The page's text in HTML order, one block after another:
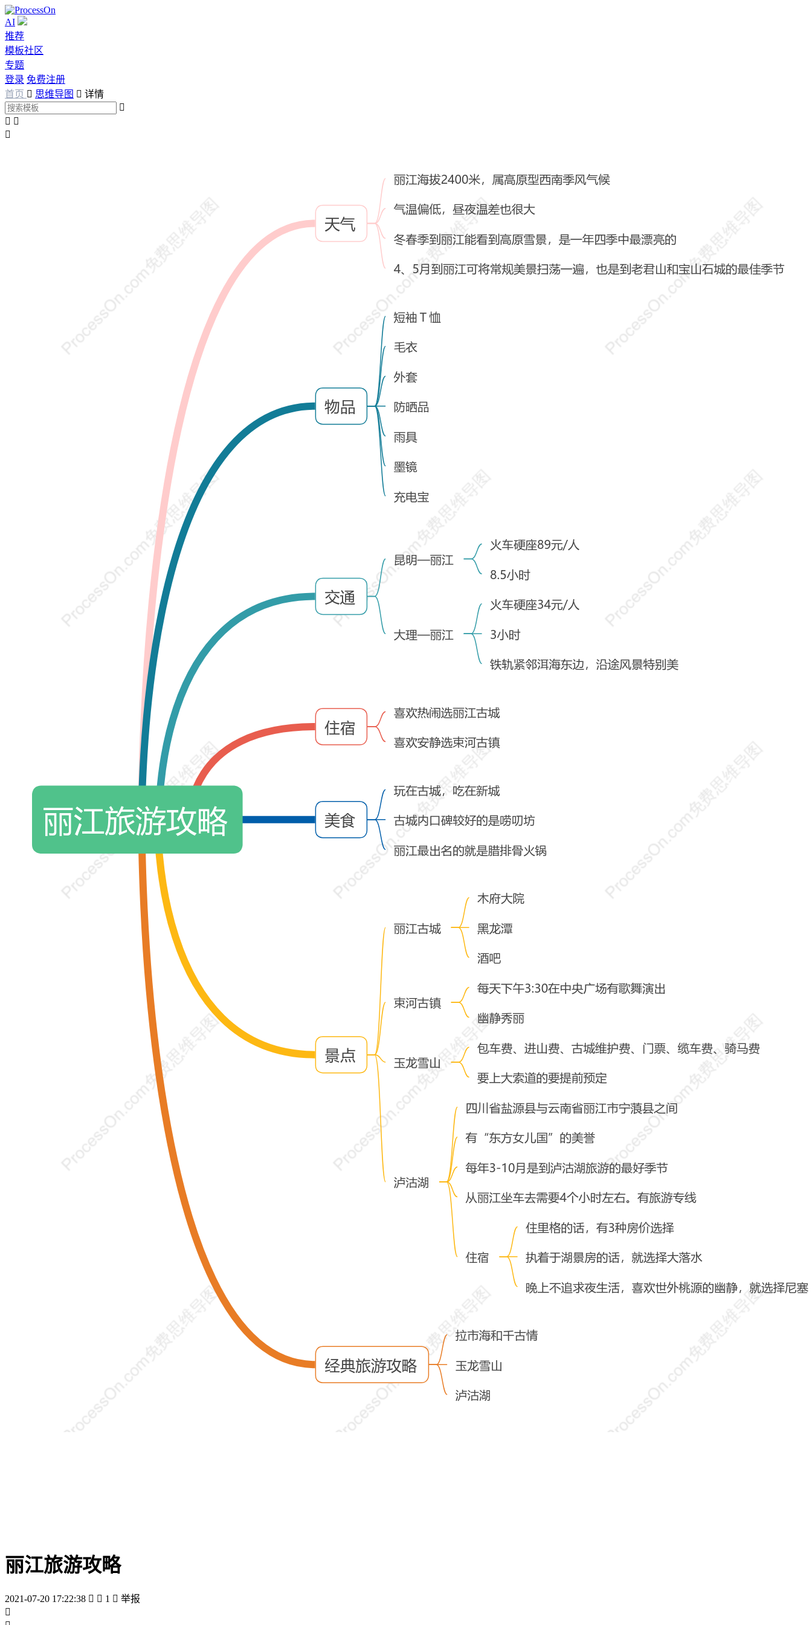
AI
推荐
模板社区
专题
登录 免费注册
首页  思维导图  详情

 

丽江旅游攻略
2021-07-20 17:22:38   1  举报
